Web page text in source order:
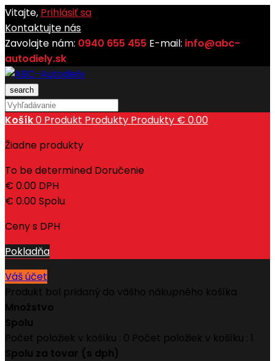
Vitajte, Prihlásiť sa
Kontaktujte nás
Zavolajte nám: 0940 655 455 E-mail: info@abc-
autodiely.sk
search
Košík0 Produkt Produkty Produkty € 0.00
Žiadne produkty
To be determined Doručenie
€ 0.00 DPH
€ 0.00Spolu
Ceny s DPH
Pokladňa
Váš účet
Produkt bol pridaný do vášho nákupného košíka
Množstvo
Spolu
Počet položiek v košíku : 0 Počet položiek v košíku : 1
Spolu za tovar (s dph)